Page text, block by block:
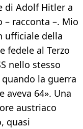
di Adolf Hitler a
racconta –. Mio
ufficiale della
fedele al Terzo
nello stesso
la guerra
aveva 64». Una
austriaco
quasi